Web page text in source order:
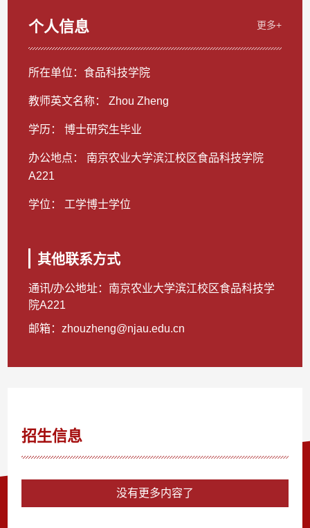
个人信息 更多+
所在单位：食品科技学院
教师英文名称： Zhou Zheng
学历： 博士研究生毕业
办公地点： 南京农业大学滨江校区食品科技学院
A221
学位： 工学博士学位
其他联系方式
通讯/办公地址： 南京农业大学滨江校区食品科技学
院A221
邮箱： zhouzheng@njau.edu.cn
招生信息
没有更多内容了